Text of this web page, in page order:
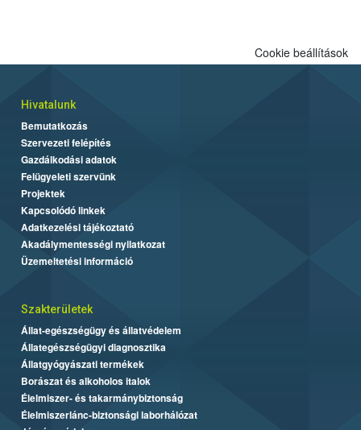
Cookie beállítások
Hivatalunk
Bemutatkozás
Szervezeti felépítés
Gazdálkodási adatok
Felügyeleti szervünk
Projektek
Kapcsolódó linkek
Adatkezelési tájékoztató
Akadálymentességi nyilatkozat
Üzemeltetési információ
Szakterületek
Állat-egészségügy és állatvédelem
Állategészségügyi diagnosztika
Állatgyógyászati termékek
Borászat és alkoholos italok
Élelmiszer- és takarmánybiztonság
Élelmiszerlánc-biztonsági laborhálózat